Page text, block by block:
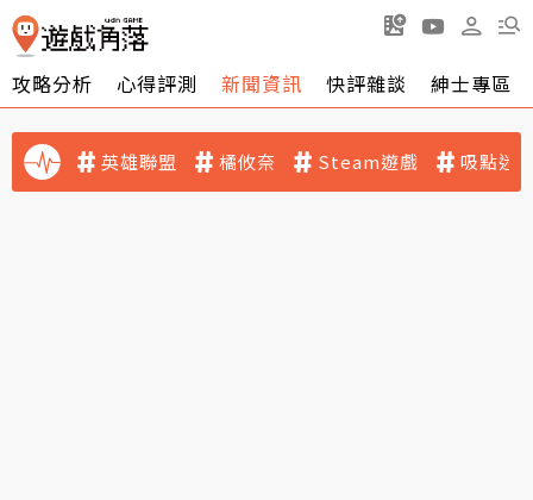
攻略分析 心得評測 新聞資訊 快評雜談 紳士專區
英雄聯盟 橘攸奈 Steam遊戲 吸點迷